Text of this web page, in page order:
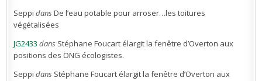
Seppi dansDe l’eau potable pour arroser…les toitures
végétalisées
JG2433 dans Stéphane Foucart élargit la fenêtre d’Overton aux
positions des ONG écologistes.
Seppi dans Stéphane Foucart élargit la fenêtre d’Overton aux